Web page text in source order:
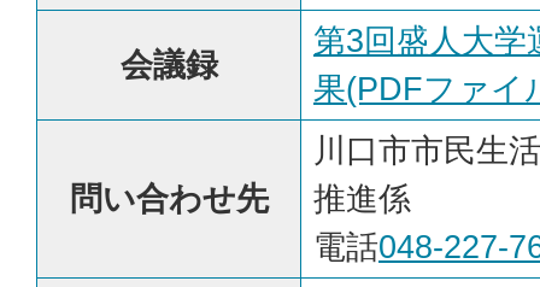
会議録
第3回盛人大学
果(PDFファイ
問い合わせ先
川口市市民生
推進係
電話048-227-